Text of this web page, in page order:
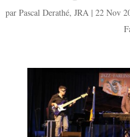
par Pascal Derathé, JRA | 22 Nov